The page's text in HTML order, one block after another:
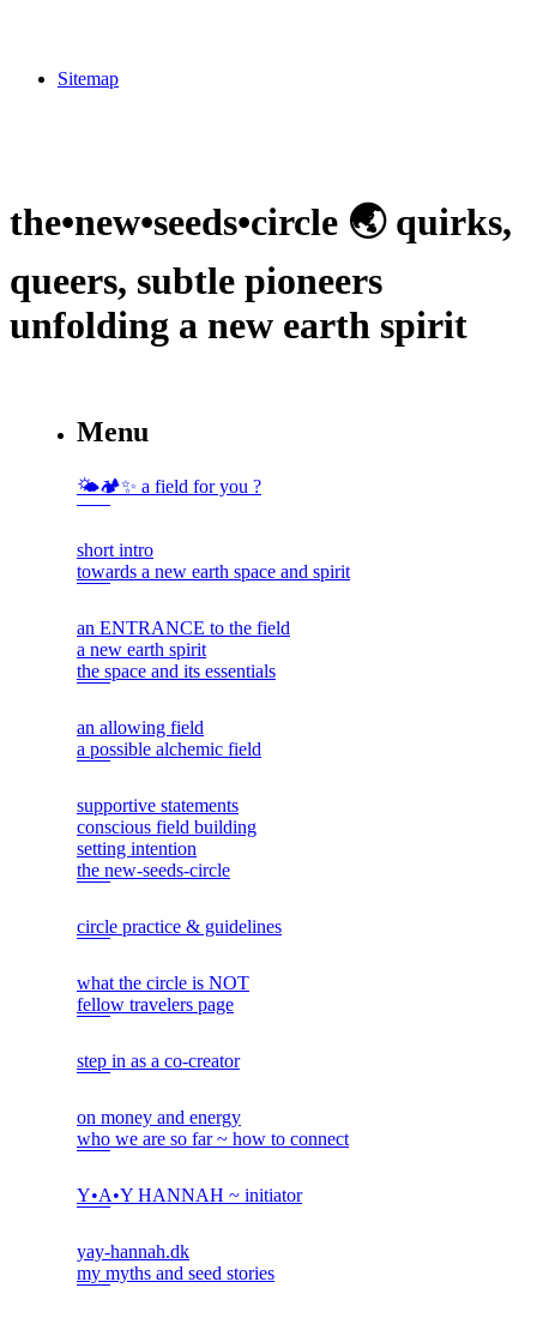
Sitemap
the•new•seeds•circle 🌏 quirks,
queers, subtle pioneers
unfolding a new earth spirit
Menu
🌤🏕✨️ a field for you ?
short intro
towards a new earth space and spirit
an ENTRANCE to the field
a new earth spirit
the space and its essentials
an allowing field
a possible alchemic field
supportive statements
conscious field building
setting intention
the new-seeds-circle
circle practice & guidelines
what the circle is NOT
fellow travelers page
step in as a co-creator
on money and energy
who we are so far ~ how to connect
Y•A•Y HANNAH ~ initiator
yay-hannah.dk
my myths and seed stories